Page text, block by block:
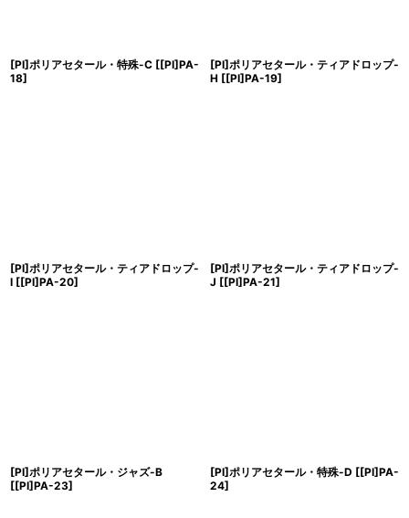
[PI]ポリアセタール・特殊-C [[PI]PA-
18]
[PI]ポリアセタール・ティアドロップ-
H [[PI]PA-19]
[PI]ポリアセタール・ティアドロップ-
I [[PI]PA-20]
[PI]ポリアセタール・ティアドロップ-
J [[PI]PA-21]
[PI]ポリアセタール・ジャズ-B
[[PI]PA-23]
[PI]ポリアセタール・特殊-D [[PI]PA-
24]